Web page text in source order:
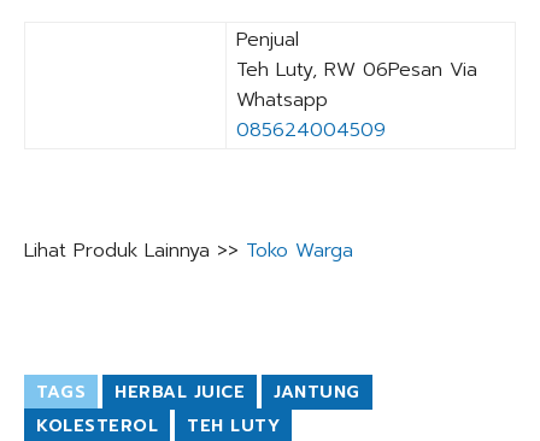
Penjual
Teh Luty, RW 06Pesan Via
Whatsapp
085624004509
Lihat Produk Lainnya >> Toko Warga
TAGS HERBAL JUICE
JANTUNG
KOLESTEROL
TEH LUTY